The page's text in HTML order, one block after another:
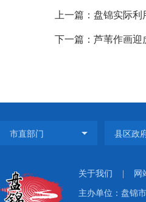
上一篇：盘锦实际
下一篇：芦苇作画迎
关于我们 网
主办单位：盘